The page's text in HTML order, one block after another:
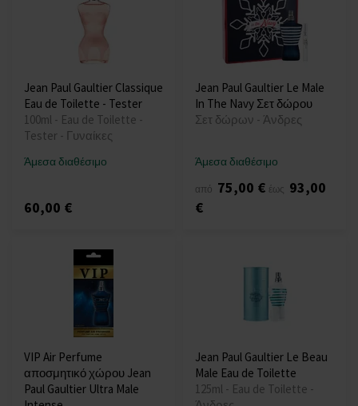
Jean Paul Gaultier Classique
Eau de Toilette - Tester
100ml - Eau de Toilette -
Tester - Γυναίκες
Άμεσα διαθέσιμο
60,00 €
Jean Paul Gaultier Le Male
In The Navy Σετ δώρου
Σετ δώρων - Άνδρες
Άμεσα διαθέσιμο
από 75,00 € έως 93,00
€
VIP Air Perfume
αποσμητικό χώρου Jean
Paul Gaultier Ultra Male
Jean Paul Gaultier Le Beau
Male Eau de Toilette
125ml - Eau de Toilette -